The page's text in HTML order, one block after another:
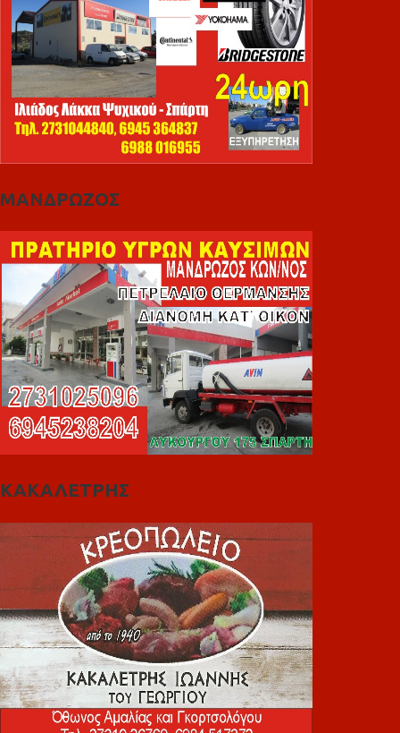
ΜΑΝΔΡΩΖΟΣ
ΚΑΚΑΛΕΤΡΗΣ